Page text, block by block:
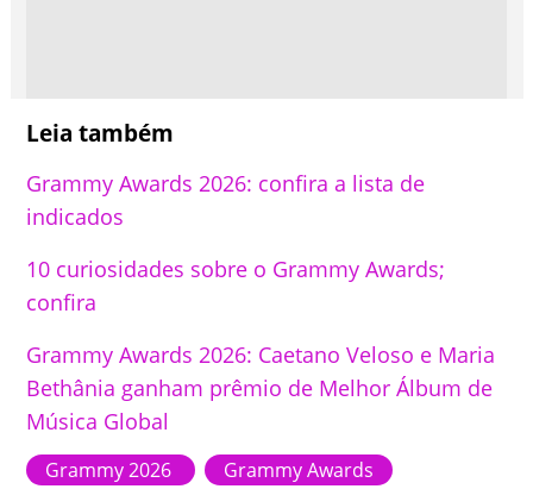
Leia também
Grammy Awards 2026: confira a lista de
indicados
10 curiosidades sobre o Grammy Awards;
confira
Grammy Awards 2026: Caetano Veloso e Maria
Bethânia ganham prêmio de Melhor Álbum de
Música Global
Grammy 2026 Grammy Awards